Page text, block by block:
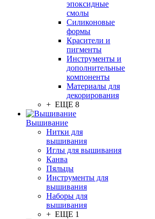
эпоксидные
смолы
Силиконовые
формы
Красители и
пигменты
Инструменты и
дополнительные
компоненты
Материалы для
декорирования
+ ЕЩЕ 8
Вышивание
Нитки для
вышивания
Иглы для вышивания
Канва
Пяльцы
Инструменты для
вышивания
Наборы для
вышивания
+ ЕЩЕ 1